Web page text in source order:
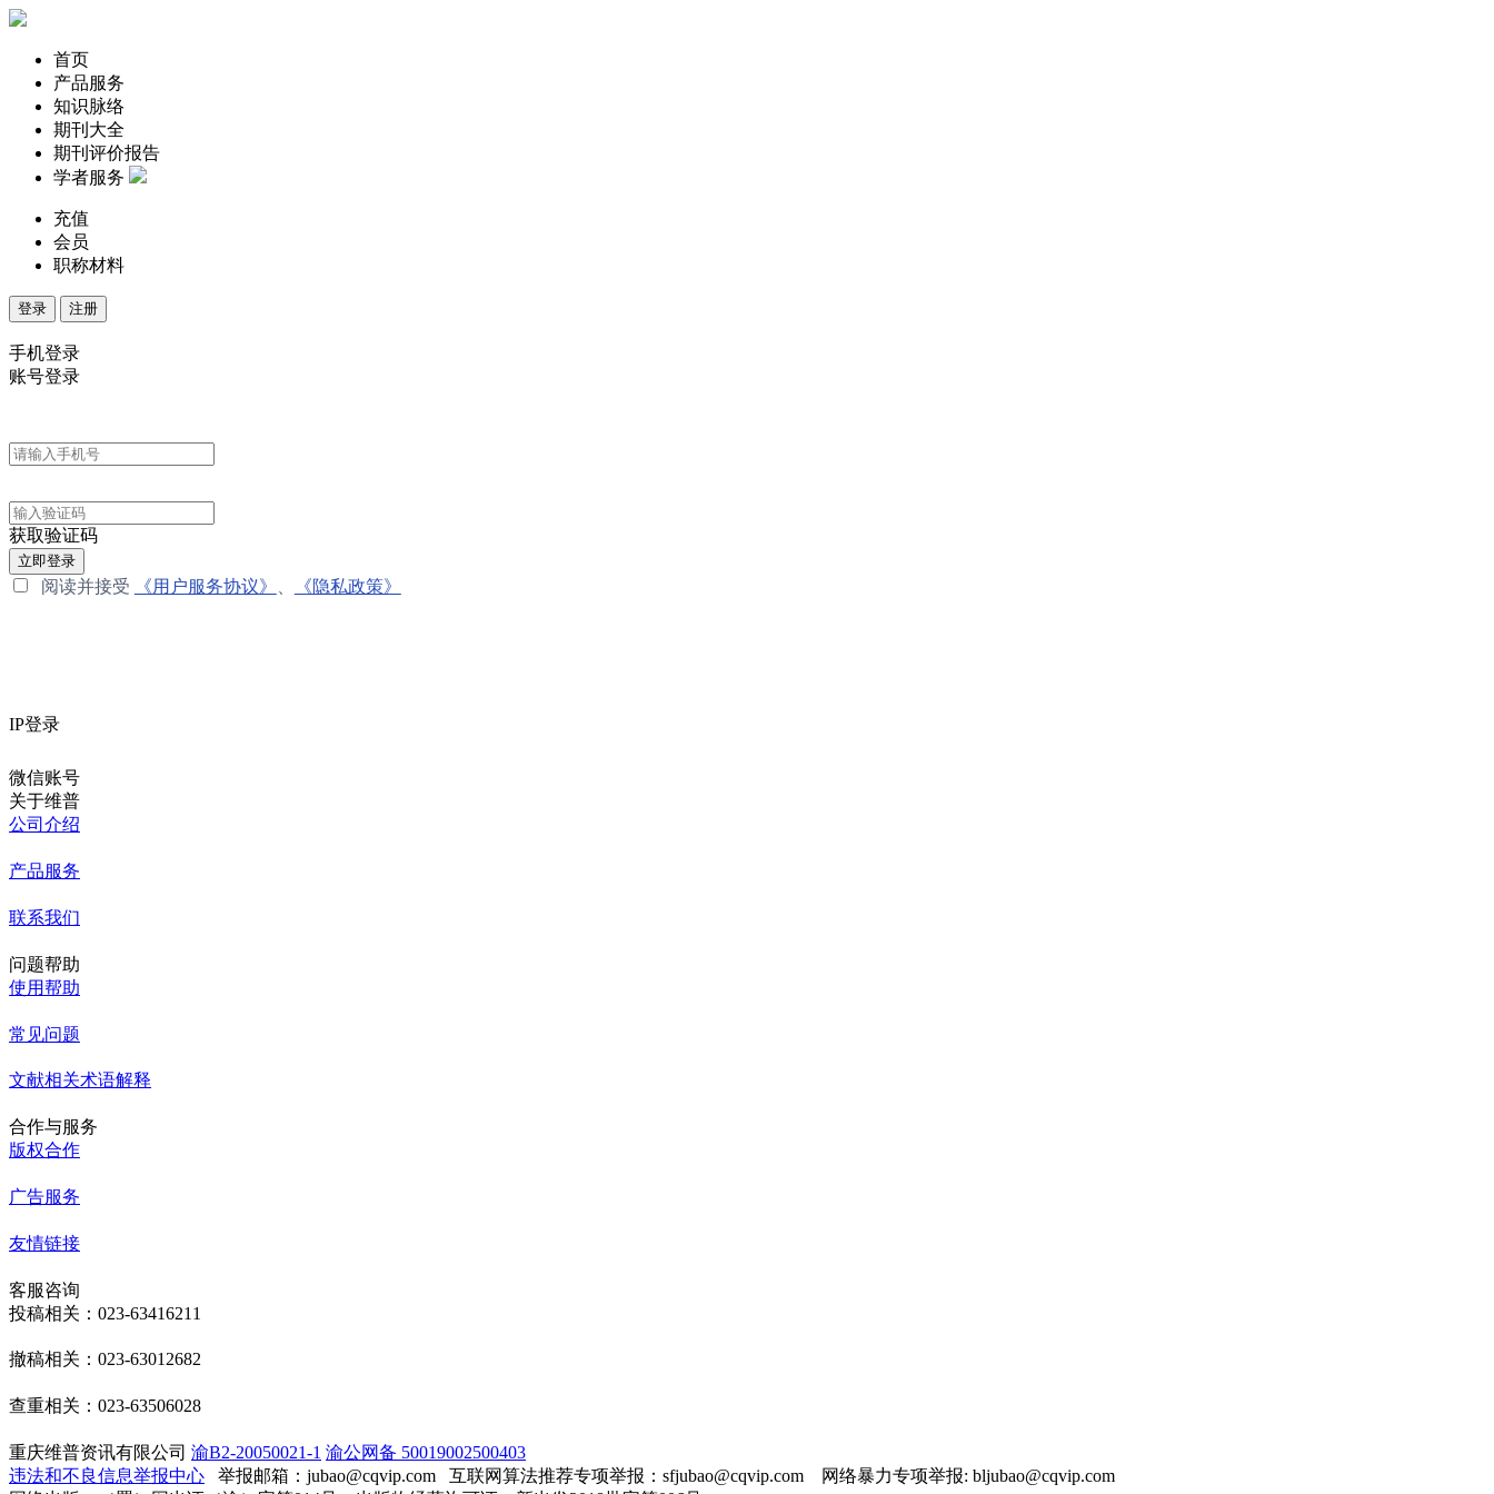
首页
产品服务
知识脉络
期刊大全
期刊评价报告
学者服务
充值
会员
职称材料
登录 注册
手机登录
账号登录
获取验证码
立即登录
阅读并接受 《用户服务协议》 《隐私政策》
IP登录
微信账号
关于维普
公司介绍
产品服务
联系我们
问题帮助
使用帮助
常见问题
文献相关术语解释
合作与服务
版权合作
广告服务
友情链接
客服咨询
投稿相关：023-63416211
撤稿相关：023-63012682
查重相关：023-63506028
重庆维普资讯有限公司 渝B2-20050021-1 渝公网备 50019002500403
违法和不良信息举报中心 举报邮箱：jubao@cqvip.com 互联网算法推荐专项举报：sfjubao@cqvip.com 网络暴力专项举报: bljubao@cqvip.com